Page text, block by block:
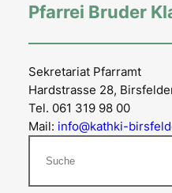
Pfarrei Bruder
Sekretariat Pfarramt
Hardstrasse 28,
Tel. 061 319 98 00
Mail: info@kathki-